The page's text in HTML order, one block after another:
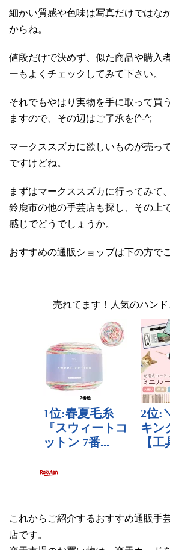
細かい質感や色味は写真だけではな
からね。
値段だけで決めず、似た商品や購入
ーもよくチェックしてみて下さい。
それでもやはり実物を手に取って買
ますので、その辺はご了承を(^-^;
マークススズカに欲しいものが売っ
ですけどね。
まずはマークススズカに行ってみて
鈴鹿市の他の手芸店も探し、その上
感じでどうでしょうか。
おすすめの通販ショップは下の方で
売れてます！人気のハン
これからご紹介するおすすめ通販手
店です。